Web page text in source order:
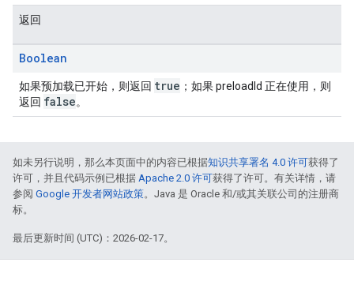
返回
Boolean
如果预加载已开始，则返回 true ；如果 preloadId 正在使用，则
返回 false。
如未另行说明，那么本页面中的内容已根据知识共享署名 4.0 许可获得了
许可，并且代码示例已根据 Apache 2.0 许可获得了许可。有关详情，请
参阅 Google 开发者网站政策。Java 是 Oracle 和/或其关联公司的注册商
标。
最后更新时间 (UTC)：2026-02-17。